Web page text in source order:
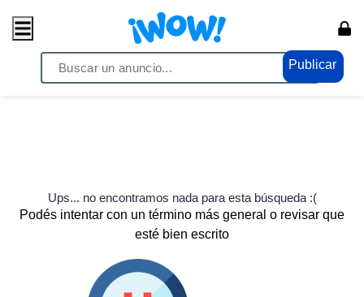
Publicar
Ups... no encontramos nada para esta búsqueda :(
Podés intentar con un término más general o revisar que
esté bien escrito